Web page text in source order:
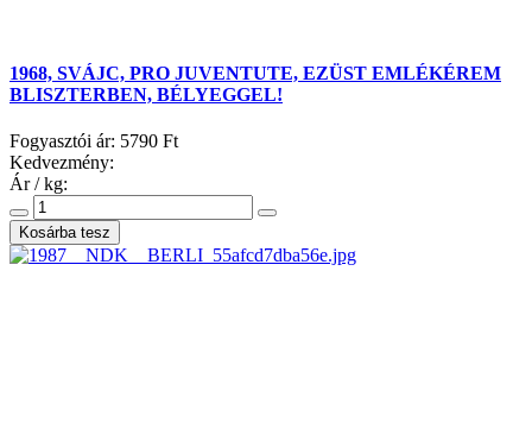
1968, SVÁJC, PRO JUVENTUTE, EZÜST EMLÉKÉREM
BLISZTERBEN, BÉLYEGGEL!
Fogyasztói ár: 5790 Ft
Kedvezmény:
Ár / kg: